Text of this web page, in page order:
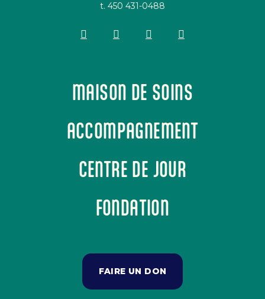
t. 450 431-0488
MAISON DE SOINS
ACCOMPAGNEMENT
CENTRE DE JOUR
FONDATION
FAIRE UN DON